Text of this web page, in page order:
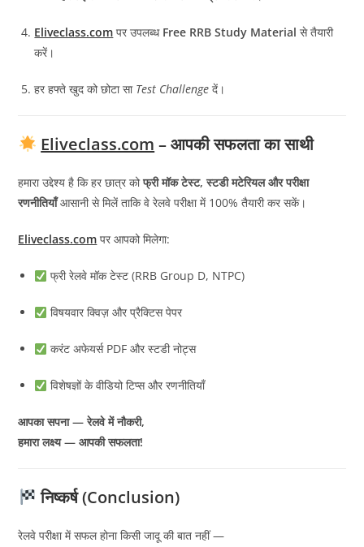
Eliveclass.com पर उपलब्ध Free RRB Study Material से तैयारी
करें।
हर हफ्ते खुद को छोटा सा Test Challenge दें।
Eliveclass.com – आपकी सफलता का साथी
हमारा उद्देश्य है कि हर छात्र कोफ्री मॉक टेस्ट, स्टडी मटेरियल और परीक्षा
रणनीतियाँआसानी से मिलें ताकि वे रेलवे परीक्षा में 100% तैयारी कर सकें।
Eliveclass.com पर आपको मिलेगा:
फ्री रेलवे मॉक टेस्ट (RRB Group D, NTPC)
विषयवार क्विज़ और प्रैक्टिस पेपर
करंट अफेयर्स PDF और स्टडी नोट्स
विशेषज्ञों के वीडियो टिप्स और रणनीतियाँ
आपका सपना — रेलवे में नौकरी,
हमारा लक्ष्य — आपकी सफलता!
निष्कर्ष (Conclusion)
रेलवे परीक्षा में सफल होना किसी जादू की बात नहीं —